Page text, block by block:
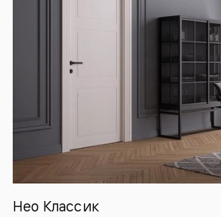
Нео Классик